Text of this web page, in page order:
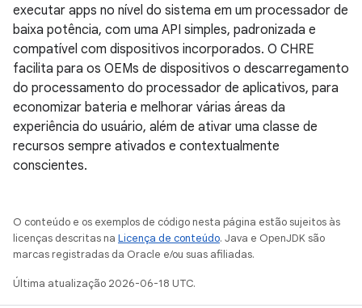
executar apps no nível do sistema em um processador de
baixa potência, com uma API simples, padronizada e
compatível com dispositivos incorporados. O CHRE
facilita para os OEMs de dispositivos o descarregamento
do processamento do processador de aplicativos, para
economizar bateria e melhorar várias áreas da
experiência do usuário, além de ativar uma classe de
recursos sempre ativados e contextualmente
conscientes.
O conteúdo e os exemplos de código nesta página estão sujeitos às
licenças descritas na Licença de conteúdo. Java e OpenJDK são
marcas registradas da Oracle e/ou suas afiliadas.
Última atualização 2026-06-18 UTC.